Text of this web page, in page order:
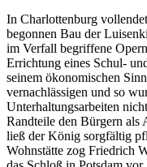
In Charlottenburg
begonnen Bau der
im Verfall begriffene
Errichtung eines Schul-
seinem ökonomischen
vernachlässigen und so
Unterhaltungsarbeiten
Randteile den Bürgern als
ließ der König sorgfältig
Wohnstätte zog Friedrich